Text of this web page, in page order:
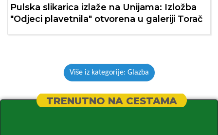
Pulska slikarica izlaže na Unijama: Izložba
"Odjeci plavetnila" otvorena u galeriji Torač
Više iz kategorije: Glazba
TRENUTNO NA CESTAMA